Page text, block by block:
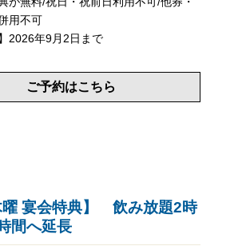
用不可
2026年9月2日まで
ご予約はこちら
曜 宴会特典】 飲み放題2時
へ延長